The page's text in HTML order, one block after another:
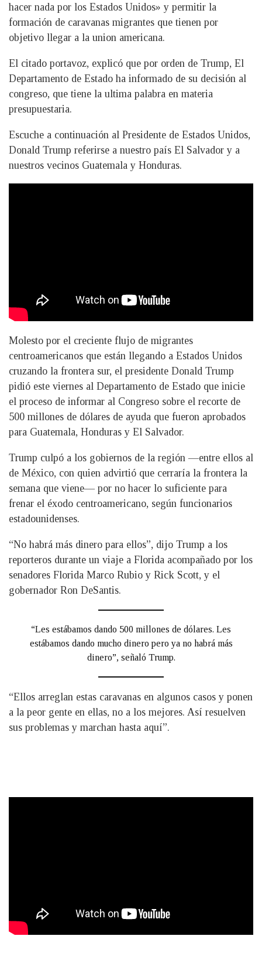
hacer nada por los Estados Unidos» y permitir la
formación de caravanas migrantes que tienen por
objetivo llegar a la union americana.
El citado portavoz, explicó que por orden de Trump, El
Departamento de Estado ha informado de su decisión al
congreso, que tiene la ultima palabra en materia
presupuestaria.
Escuche a continuación al Presidente de Estados Unidos,
Donald Trump referirse a nuestro país El Salvador y a
nuestros vecinos Guatemala y Honduras.
Molesto por el creciente flujo de migrantes
centroamericanos que están llegando a Estados Unidos
cruzando la frontera sur, el presidente Donald Trump
pidió este viernes al Departamento de Estado que inicie
el proceso de informar al Congreso sobre el recorte de
500 millones de dólares de ayuda que fueron aprobados
para Guatemala, Honduras y El Salvador.
Trump culpó a los gobiernos de la región —entre ellos al
de México, con quien advirtió que cerraría la frontera la
semana que viene— por no hacer lo suficiente para
frenar el éxodo centroamericano, según funcionarios
estadounidenses.
“No habrá más dinero para ellos”, dijo Trump a los
reporteros durante un viaje a Florida acompañado por los
senadores Florida Marco Rubio y Rick Scott, y el
gobernador Ron DeSantis.
“Les estábamos dando 500 millones de dólares. Les
estábamos dando mucho dinero pero ya no habrá más
dinero”, señaló Trump.
“Ellos arreglan estas caravanas en algunos casos y ponen
a la peor gente en ellas, no a los mejores. Así resuelven
sus problemas y marchan hasta aquí”.